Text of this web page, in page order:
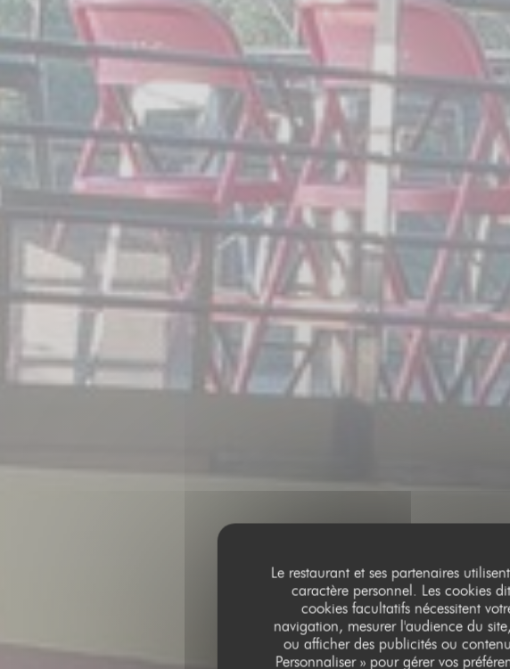
Le restaurant et ses partenaires
caractère personnel. Les cookies
cookies facultatifs nécessitent
navigation, mesurer l'audience du
ou afficher des publicités ou
Personnaliser » pour gérer vos
BAR À VINS